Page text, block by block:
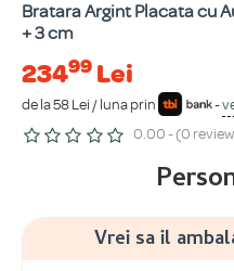
Bratara Argint Placata cu
+ 3 cm
23499 Lei
de la 58 Lei / luna prin -
0.00 - (0
Vrei sa il